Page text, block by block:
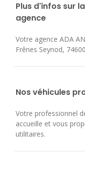
Plus d'infos sur
agence
Votre agence ADA
Frênes Seynod, 74600
Nos véhicules
Votre professionnel
accueille et vous
utilitaires.